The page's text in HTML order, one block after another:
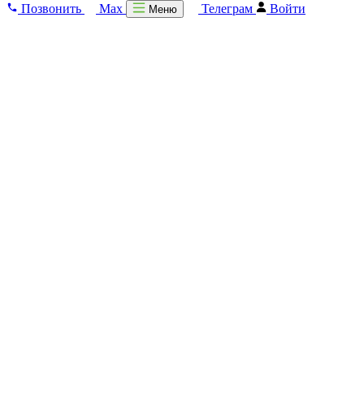
Позвонить
Max Меню Телеграм Войти